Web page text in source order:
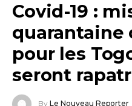
Covid-19 :
quarantaine
pour les
seront
By Le Nouveau Reporter